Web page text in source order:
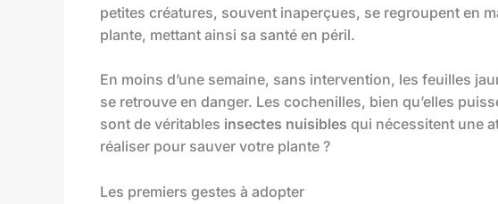
petites créatures, souvent inaperçues, se regroupent en
plante, mettant ainsi sa santé en péril.
En moins d’une semaine, sans intervention, les feuilles
se retrouve en danger. Les cochenilles, bien qu’elles
sont de véritables insectes nuisibles qui nécessitent une
réaliser pour sauver votre plante ?
Les premiers gestes à adopter